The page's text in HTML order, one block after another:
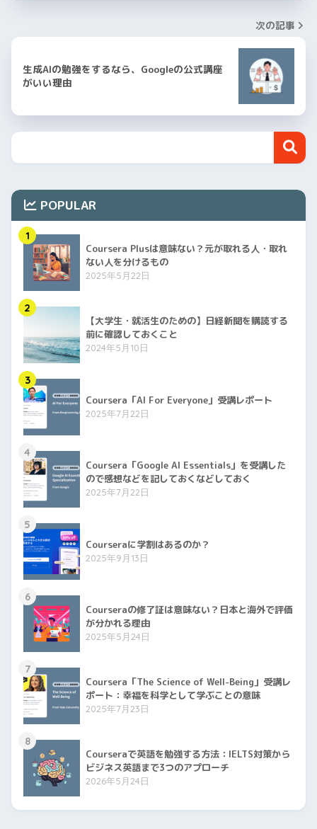
次の記事
生成AIの勉強をするなら、Googleの公式講座
がいい理由
POPULAR
1
Coursera Plusは意味ない？元が取れる人・取れ
ない人を分けるもの
2025年5月22日
2
【大学生・就活生のための】日経新聞を購読する
前に確認しておくこと
2024年5月10日
3
Coursera「AI For Everyone」受講レポート
2025年7月22日
4
Coursera「Google AI Essentials」を受講した
ので感想などを記しておくなどしておく
2025年7月22日
5
Courseraに学割はあるのか？
2025年9月13日
6
Courseraの修了証は意味ない？日本と海外で評価
が分かれる理由
2025年5月24日
7
Coursera「The Science of Well-Being」受講レ
ポート：幸福を科学として学ぶことの意味
2025年7月23日
8
Courseraで英語を勉強する方法：IELTS対策から
ビジネス英語まで3つのアプローチ
2026年5月24日